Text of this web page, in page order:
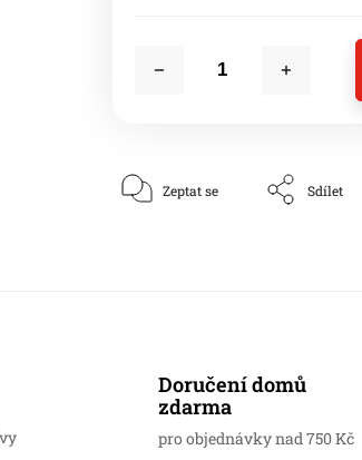
Zeptat se Sdílet
Doručení domů
zdarma
pro objednávky nad 750 Kč